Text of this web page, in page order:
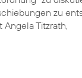
zu
Titzrath,